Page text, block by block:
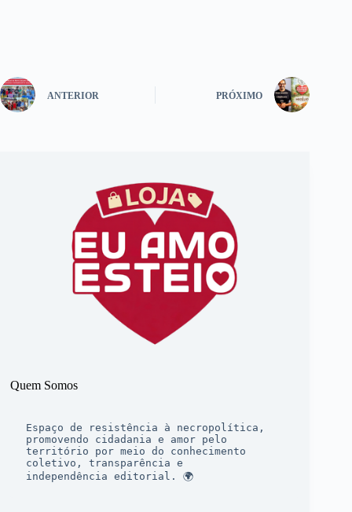
ANTERIOR PRÓXIMO
Quem Somos
Espaço de resistência à necropolítica,
promovendo cidadania e amor pelo
território por meio do conhecimento
coletivo, transparência e
independência editorial. 🌍